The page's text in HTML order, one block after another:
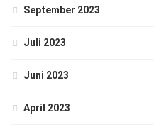
September 2023
Juli 2023
Juni 2023
April 2023